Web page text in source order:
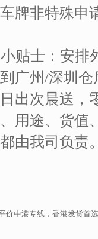
牌非特殊申
贴士：安排
广州/深圳
出次晨送，
用途、货值
由我司负责
价中港专线，香港发货首